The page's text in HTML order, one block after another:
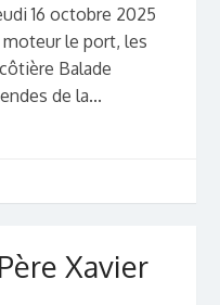
16 octobre 2025
moteur le port, les
Balade
de la...
Xavier